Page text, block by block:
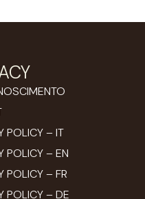
POLICY – IT
POLICY – EN
POLICY – FR
POLICY – DE